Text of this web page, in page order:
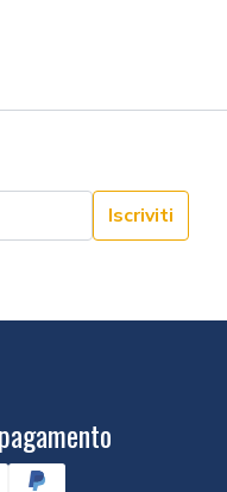
Iscriviti